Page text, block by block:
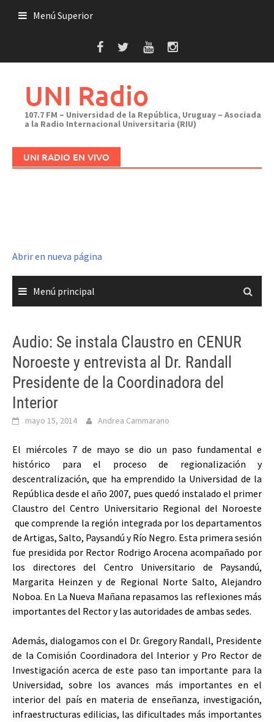
Menú Superior
UNI Radio
107.7 FM – Universidad de la República, Uruguay – Asociada
a la Radio Internacional Universitaria (RIU)
UNI RADIO EN VIVO
Abrir en nueva página
Menú principal
Audio: Se instala Claustro en CENUR
Noroeste y entrevista al Dr. Randall
Presidente de la Coordinadora del
Interior
mayo 15, 2014 Andrea Cammarano
El miércoles 7 de mayo se dio un paso fundamental e
histórico para el proceso de regionalización y
descentralización, que ha emprendido la Universidad de la
República desde el año 2007, pues quedó instalado el primer
Claustro del Centro Universitario Regional del Noroeste
que comprende la región integrada por los departamentos
de Artigas, Salto, Paysandú y Río Negro. Esta primera sesión
fue presidida por Rector Rodrigo Arocena acompañado por
los directores del Centro Universitario de Paysandú,
Margarita Heinzen y de Regional Norte Salto, Alejandro
Noboa. En La Nueva Mañana repasamos las reflexiones más
importantes del Rector y las autoridades de ambas sedes.
Además, dialogamos con el Dr. Gregory Randall, Presidente
de la Comisión Coordinadora del Interior y Pro Rector de
Investigación acerca de este paso tan importante para la
Universidad, sobre los avances más importantes en el
interior del país en materia de enseñanza, investigación,
infraestructuras edilicias, las dificultades más importantes